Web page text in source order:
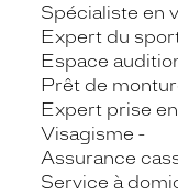
Spécialiste en
Expert du
Espace
Prêt de
Expert prise
Visagisme
Assurance
Service à